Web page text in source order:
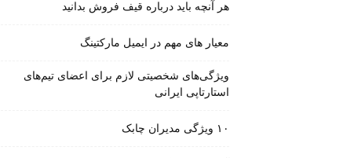
هر آنچه باید درباره قیف فروش بدانید
معیار های مهم در ایمیل مارکتینگ
ویژگی‌های شخصیتی لازم برای اعضای تیم‌های
استارتاپی ایرانی
۱۰ ویژگی مدیران چابک